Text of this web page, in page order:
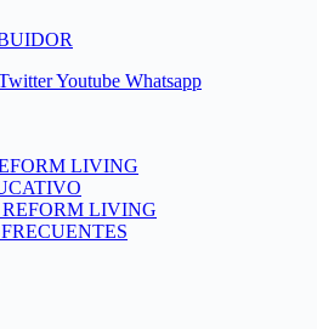
Youtube Whatsapp
LIVING
LIVING